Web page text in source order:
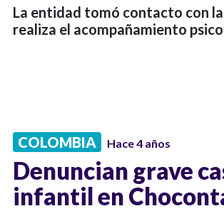
La entidad tomó contacto con
realiza el acompañamiento
COLOMBIA Hace 4 años
Denuncian grave
infantil en